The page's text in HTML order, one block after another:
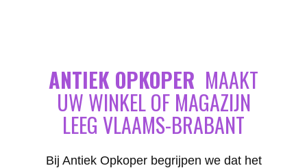
ANTIEK OPKOPER MAAKT
UW WINKEL OF MAGAZIJN
LEEG VLAAMS-BRABANT
Bij Antiek Opkoper begrijpen we dat het